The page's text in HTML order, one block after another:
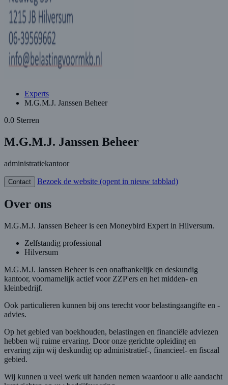
Experts
M.G.M.J. Janssen Beheer
0.0 Sterren
M.G.M.J. Janssen Beheer
administratiekantoor
Contact Bezoek de website (opent in nieuw tabblad)
Over ons
M.G.M.J. Janssen Beheer is een Moneybird Expert in Hilversum.
Zelfstandig professional
Hilversum
M.G.M.J. Janssen Beheer is een onafhankelijk en deskundig
kantoor, voornamelijk actief voor ZZP'ers en het midden- en
kleinbedrijf.
Ook particulieren kunnen bij ons terecht voor belastingaangifte en -
advies.
Op het gebied van boekhouden, belastingen en financiële adviezen
hebben wij ruime ervaring. Door onze gerichte opleiding en
ervaring zijn wij deskundig op administratief-, financieel- en fiscaal
gebied.
Wij kunnen u veel werk uit handen nemen waardoor u alle aandacht